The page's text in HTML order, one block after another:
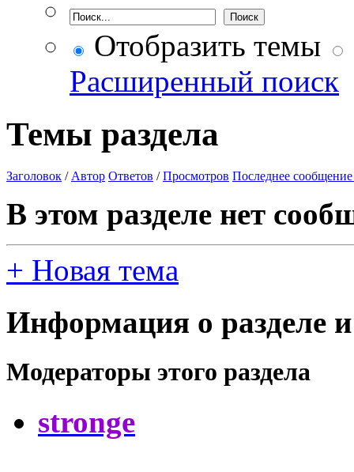
Отобразить темы
Расширенный поиск
Темы раздела
Заголовок / Автор Ответов /Просмотров Последнее сообщение
В этом разделе нет
+ Новая тема
Информация о разделе
Модераторы этого раздела
stronge